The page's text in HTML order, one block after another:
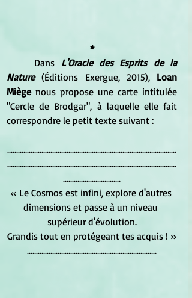
*
	Dans
L'Oracle des Esprits de la
Nature (Éditions Exergue, 2015), Loan
Miège nous propose une carte intitulée
"Cercle de Brodgar", à laquelle elle fait
correspondre le petit texte suivant :
..............................................................................................
..............................................................................................
................................
« Le Cosmos est infini, explore d'autres
dimensions et passe à un niveau
supérieur d'évolution.
Grandis tout en protégeant tes acquis ! »
........................................................................